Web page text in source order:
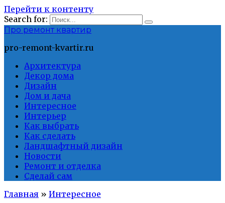
Перейти к контенту
Search for:
Про ремонт квартир
pro-remont-kvartir.ru
Архитектура
Декор дома
Дизайн
Дом и дача
Интересное
Интерьер
Как выбрать
Как сделать
Ландшафтный дизайн
Новости
Ремонт и отделка
Сделай сам
Главная » Интересное